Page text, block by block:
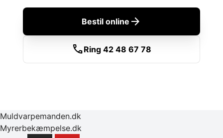
Bestil online arrow_forward
callRing 42 48 67 78
Muldvarpemanden.dk
Myrerbekæmpelse.dk